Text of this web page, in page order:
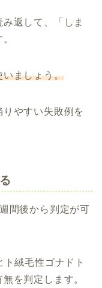
返して、「しま
いましょう。
やすい失敗例を
間後から判定が可
絨毛性ゴナドト
を判定します。